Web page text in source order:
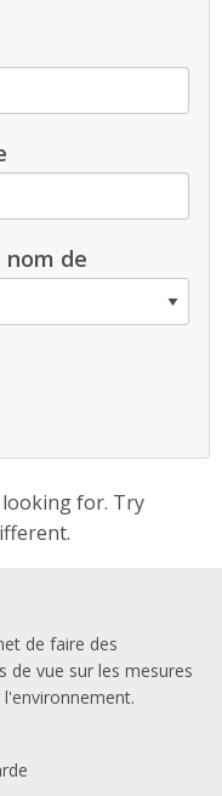
nom de
for. Try
de faire des
de vue sur les mesures